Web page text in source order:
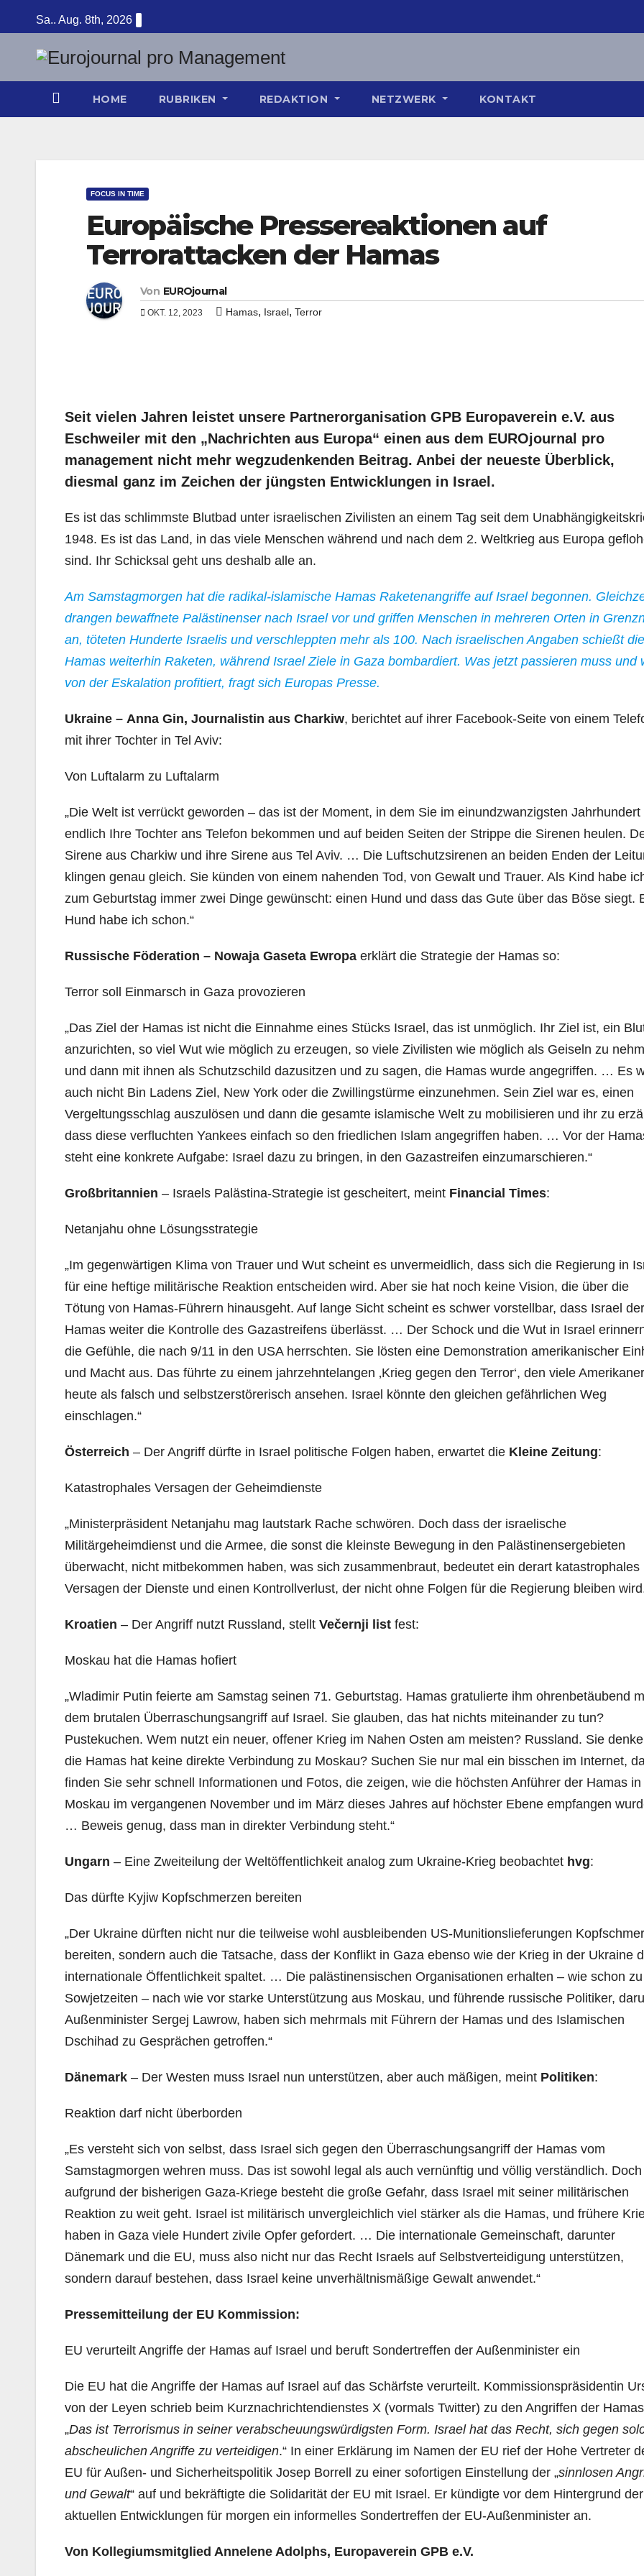
Inhalt
springen
Sa.. Aug. 8th, 2026
HOME RUBRIKEN REDAKTION NETZWERK KONTAKT
FOCUS IN TIME
Europäische Pressereaktionen auf
Terrorattacken der Hamas
Von EUROjournal
OKT. 12, 2023 Hamas, Israel, Terror
Seit vielen Jahren leistet unsere Partnerorganisation GPB Europaverein e.V. aus
Eschweiler mit den „Nachrichten aus Europa“ einen aus dem EUROjournal pro
management nicht mehr wegzudenkenden Beitrag. Anbei der neueste Überblick,
diesmal ganz im Zeichen der jüngsten Entwicklungen in Israel.
Es ist das schlimmste Blutbad unter israelischen Zivilisten an einem Tag seit dem
1948. Es ist das Land, in das viele Menschen während und nach dem 2. Weltkrieg aus Europa
sind. Ihr Schicksal geht uns deshalb alle an.
Am Samstagmorgen hat die radikal-islamische Hamas Raketenangriffe auf Israel begonnen.
drangen bewaffnete Palästinenser nach Israel vor und griffen Menschen in mehreren Orten in
an, töteten Hunderte Israelis und verschleppten mehr als 100. Nach israelischen Angaben schießt die
Hamas weiterhin Raketen, während Israel Ziele in Gaza bombardiert. Was jetzt passieren muss und
von der Eskalation profitiert, fragt sich Europas Presse.
Ukraine – Anna Gin, Journalistin aus Charkiw, berichtet auf ihrer Facebook-Seite von einem
mit ihrer Tochter in Tel Aviv:
Von Luftalarm zu Luftalarm
„Die Welt ist verrückt geworden – das ist der Moment, in dem Sie im einundzwanzigsten Jahrhundert
endlich Ihre Tochter ans Telefon bekommen und auf beiden Seiten der Strippe die Sirenen heulen.
Sirene aus Charkiw und ihre Sirene aus Tel Aviv. … Die Luftschutzsirenen an beiden Enden der
klingen genau gleich. Sie künden von einem nahenden Tod, von Gewalt und Trauer. Als Kind habe
zum Geburtstag immer zwei Dinge gewünscht: einen Hund und dass das Gute über das Böse siegt.
Hund habe ich schon.“
Russische Föderation – Nowaja Gaseta Ewropa erklärt die Strategie der Hamas so:
Terror soll Einmarsch in Gaza provozieren
„Das Ziel der Hamas ist nicht die Einnahme eines Stücks Israel, das ist unmöglich. Ihr Ziel ist, ein
anzurichten, so viel Wut wie möglich zu erzeugen, so viele Zivilisten wie möglich als Geiseln zu
und dann mit ihnen als Schutzschild dazusitzen und zu sagen, die Hamas wurde angegriffen. … Es
auch nicht Bin Ladens Ziel, New York oder die Zwillingstürme einzunehmen. Sein Ziel war es, einen
Vergeltungsschlag auszulösen und dann die gesamte islamische Welt zu mobilisieren und ihr zu
dass diese verfluchten Yankees einfach so den friedlichen Islam angegriffen haben. … Vor der
steht eine konkrete Aufgabe: Israel dazu zu bringen, in den Gazastreifen einzumarschieren.“
Großbritannien – Israels Palästina-Strategie ist gescheitert, meint Financial Times:
Netanjahu ohne Lösungsstrategie
„Im gegenwärtigen Klima von Trauer und Wut scheint es unvermeidlich, dass sich die Regierung in
für eine heftige militärische Reaktion entscheiden wird. Aber sie hat noch keine Vision, die über die
Tötung von Hamas-Führern hinausgeht. Auf lange Sicht scheint es schwer vorstellbar, dass Israel der
Hamas weiter die Kontrolle des Gazastreifens überlässt. … Der Schock und die Wut in Israel
die Gefühle, die nach 9/11 in den USA herrschten. Sie lösten eine Demonstration amerikanischer
und Macht aus. Das führte zu einem jahrzehntelangen ‚Krieg gegen den Terror‘, den viele Amerikaner
heute als falsch und selbstzerstörerisch ansehen. Israel könnte den gleichen gefährlichen Weg
einschlagen.“
Österreich – Der Angriff dürfte in Israel politische Folgen haben, erwartet die Kleine Zeitung:
Katastrophales Versagen der Geheimdienste
„Ministerpräsident Netanjahu mag lautstark Rache schwören. Doch dass der israelische
Militärgeheimdienst und die Armee, die sonst die kleinste Bewegung in den Palästinensergebieten
überwacht, nicht mitbekommen haben, was sich zusammenbraut, bedeutet ein derart katastrophales
Versagen der Dienste und einen Kontrollverlust, der nicht ohne Folgen für die Regierung bleiben
Kroatien – Der Angriff nutzt Russland, stellt Večernji list fest:
Moskau hat die Hamas hofiert
„Wladimir Putin feierte am Samstag seinen 71. Geburtstag. Hamas gratulierte ihm ohrenbetäubend
dem brutalen Überraschungsangriff auf Israel. Sie glauben, das hat nichts miteinander zu tun?
Pustekuchen. Wem nutzt ein neuer, offener Krieg im Nahen Osten am meisten? Russland. Sie
die Hamas hat keine direkte Verbindung zu Moskau? Suchen Sie nur mal ein bisschen im Internet,
finden Sie sehr schnell Informationen und Fotos, die zeigen, wie die höchsten Anführer der Hamas in
Moskau im vergangenen November und im März dieses Jahres auf höchster Ebene empfangen
… Beweis genug, dass man in direkter Verbindung steht.“
Ungarn – Eine Zweiteilung der Weltöffentlichkeit analog zum Ukraine-Krieg beobachtet hvg:
Das dürfte Kyjiw Kopfschmerzen bereiten
„Der Ukraine dürften nicht nur die teilweise wohl ausbleibenden US-Munitionslieferungen
bereiten, sondern auch die Tatsache, dass der Konflikt in Gaza ebenso wie der Krieg in der Ukraine
internationale Öffentlichkeit spaltet. … Die palästinensischen Organisationen erhalten – wie schon zu
Sowjetzeiten – nach wie vor starke Unterstützung aus Moskau, und führende russische Politiker,
Außenminister Sergej Lawrow, haben sich mehrmals mit Führern der Hamas und des Islamischen
Dschihad zu Gesprächen getroffen.“
Dänemark – Der Westen muss Israel nun unterstützen, aber auch mäßigen, meint Politiken:
Reaktion darf nicht überborden
„Es versteht sich von selbst, dass Israel sich gegen den Überraschungsangriff der Hamas vom
Samstagmorgen wehren muss. Das ist sowohl legal als auch vernünftig und völlig verständlich. Doch
aufgrund der bisherigen Gaza-Kriege besteht die große Gefahr, dass Israel mit seiner militärischen
Reaktion zu weit geht. Israel ist militärisch unvergleichlich viel stärker als die Hamas, und frühere
haben in Gaza viele Hundert zivile Opfer gefordert. … Die internationale Gemeinschaft, darunter
Dänemark und die EU, muss also nicht nur das Recht Israels auf Selbstverteidigung unterstützen,
sondern darauf bestehen, dass Israel keine unverhältnismäßige Gewalt anwendet.“
Pressemitteilung der EU Kommission:
EU verurteilt Angriffe der Hamas auf Israel und beruft Sondertreffen der Außenminister ein
Die EU hat die Angriffe der Hamas auf Israel auf das Schärfste verurteilt. Kommissionspräsidentin
von der Leyen schrieb beim Kurznachrichtendienstes X (vormals Twitter) zu den Angriffen der
„Das ist Terrorismus in seiner verabscheuungswürdigsten Form. Israel hat das Recht, sich gegen
abscheulichen Angriffe zu verteidigen.“ In einer Erklärung im Namen der EU rief der Hohe Vertreter
EU für Außen- und Sicherheitspolitik Josep Borrell zu einer sofortigen Einstellung der „sinnlosen
und Gewalt“ auf und bekräftigte die Solidarität der EU mit Israel. Er kündigte vor dem Hintergrund der
aktuellen Entwicklungen für morgen ein informelles Sondertreffen der EU-Außenminister an.
Von Kollegiumsmitglied Annelene Adolphs, Europaverein GPB e.V.